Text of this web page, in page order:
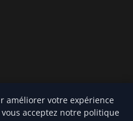
améliorer votre expérience
acceptez notre politique